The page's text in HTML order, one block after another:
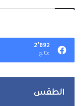
2٬892
متابع
الطقس